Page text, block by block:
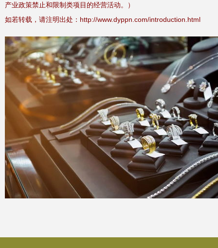
产业政策禁止和限制类项目的经营活动。）
如若转载，请注明出处：http://www.dyppn.com/introduction.html